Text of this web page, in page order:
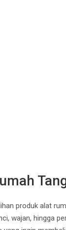
produk alat
wajan, hingga